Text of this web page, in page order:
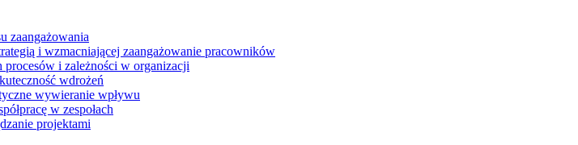
zaangażowania
i wzmacniającej zaangażowanie pracowników
i zależności w organizacji
wdrożeń
wywieranie wpływu
w zespołach
projektami